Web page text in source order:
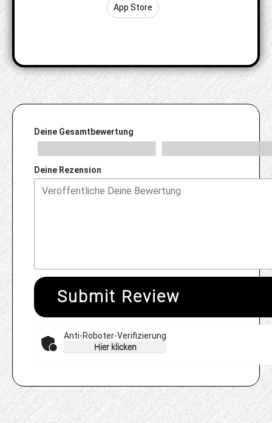
App Store
Deine Gesamtbewertung
Deine Rezension
Submit Review
Anti-Roboter-Verifizierung
Hier klicken